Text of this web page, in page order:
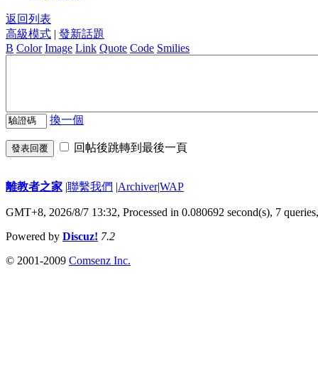
返回列表
高級模式 | 發新話題
B Color Image Link Quote Code Smilies
換一個
發表回覆 回帖後跳轉到最後一頁
離教者之家 |聯繫我們 |Archiver|WAP
GMT+8, 2026/8/7 13:32, Processed in 0.080692 second(s), 7
Powered by Discuz! 7.2
© 2001-2009 Comsenz Inc.